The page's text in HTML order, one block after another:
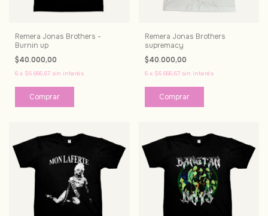
Remera Jonas Brothers -
Burnin up
$40.000,00
6 x $6.666,67 sin interés
Comprar
Remera Jonas Brothers
supremacy
$40.000,00
6 x $6.666,67 sin interés
Comprar